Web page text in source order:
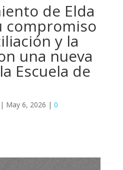
de Elda
compromiso
y la
una nueva
Escuela de
| May 6, 2026 | 0